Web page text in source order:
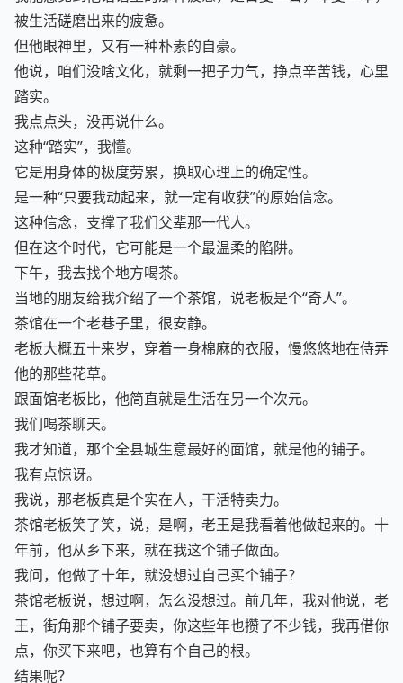
我能感觉到他话语里的那种疲惫，是日复一日，年复一年，
被生活磋磨出来的疲惫。
但他眼神里，又有一种朴素的自豪。
他说，咱们没啥文化，就剩一把子力气，挣点辛苦钱，心里
踏实。
我点点头，没再说什么。
这种“踏实”，我懂。
它是用身体的极度劳累，换取心理上的确定性。
是一种“只要我动起来，就一定有收获”的原始信念。
这种信念，支撑了我们父辈那一代人。
但在这个时代，它可能是一个最温柔的陷阱。
下午，我去找个地方喝茶。
当地的朋友给我介绍了一个茶馆，说老板是个“奇人”。
茶馆在一个老巷子里，很安静。
老板大概五十来岁，穿着一身棉麻的衣服，慢悠悠地在侍弄
他的那些花草。
跟面馆老板比，他简直就是生活在另一个次元。
我们喝茶聊天。
我才知道，那个全县城生意最好的面馆，就是他的铺子。
我有点惊讶。
我说，那老板真是个实在人，干活特卖力。
茶馆老板笑了笑，说，是啊，老王是我看着他做起来的。十
年前，他从乡下来，就在我这个铺子做面。
我问，他做了十年，就没想过自己买个铺子？
茶馆老板说，想过啊，怎么没想过。前几年，我对他说，老
王，街角那个铺子要卖，你这些年也攒了不少钱，我再借你
点，你买下来吧，也算有个自己的根。